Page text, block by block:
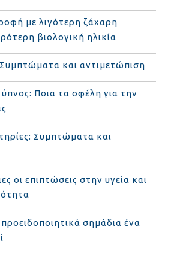
με λιγότερη ζάχαρη
βιολογική ηλικία
και αντιμετώπιση
Ποια τα οφέλη για την
Συμπτώματα και
οι επιπτώσεις στην υγεία και
σημάδια ένα